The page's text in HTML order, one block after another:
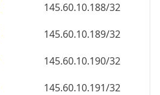
145.60.10.188/32
145.60.10.189/32
145.60.10.190/32
145.60.10.191/32